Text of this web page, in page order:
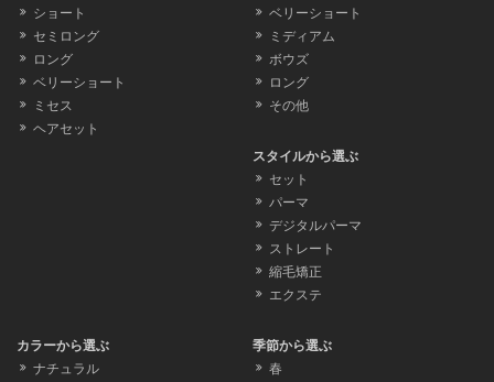
ショート
セミロング
ロング
ベリーショート
ミセス
ヘアセット
ベリーショート
ミディアム
ボウズ
ロング
その他
スタイルから選ぶ
セット
パーマ
デジタルパーマ
ストレート
縮毛矯正
エクステ
カラーから選ぶ
ナチュラル
季節から選ぶ
春